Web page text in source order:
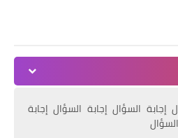
إجابة السؤال إجابة السؤال إجابة